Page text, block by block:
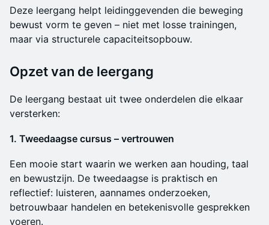
Deze leergang helpt leidinggevenden die beweging
bewust vorm te geven – niet met losse trainingen,
maar via structurele capaciteitsopbouw.
Opzet van de leergang
De leergang bestaat uit twee onderdelen die elkaar
versterken:
1. Tweedaagse cursus – vertrouwen
Een mooie start waarin we werken aan houding, taal
en bewustzijn. De tweedaagse is praktisch en
reflectief: luisteren, aannames onderzoeken,
betrouwbaar handelen en betekenisvolle gesprekken
voeren.